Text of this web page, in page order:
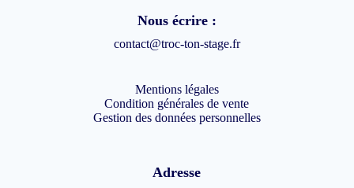
Nous écrire :
contact@troc-ton-stage.fr
Mentions légales
Condition générales de vente
Gestion des données personnelles
Adresse